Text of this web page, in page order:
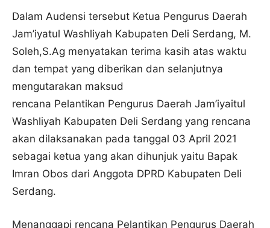
Dalam Audensi tersebut Ketua Pengurus Daerah
Jam’iyatul Washliyah Kabupaten Deli Serdang, M.
Soleh,S.Ag menyatakan terima kasih atas waktu
dan tempat yang diberikan dan selanjutnya
mengutarakan maksud
rencana Pelantikan Pengurus Daerah Jam’iyaitul
Washliyah Kabupaten Deli Serdang yang rencana
akan dilaksanakan pada tanggal 03 April 2021
sebagai ketua yang akan dihunjuk yaitu Bapak
Imran Obos dari Anggota DPRD Kabupaten Deli
Serdang.
Menanggapi rencana Pelantikan Pengurus Daerah